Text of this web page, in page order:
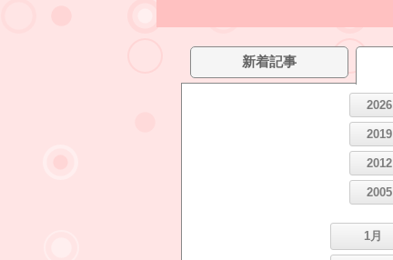
新着記事
2026
2019
2012
2005
1月